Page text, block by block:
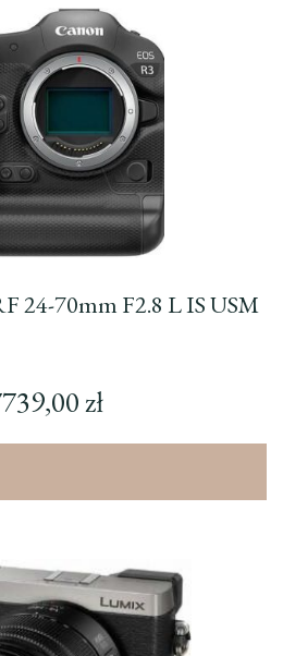
24-70mm F2.8 L IS USM
zł